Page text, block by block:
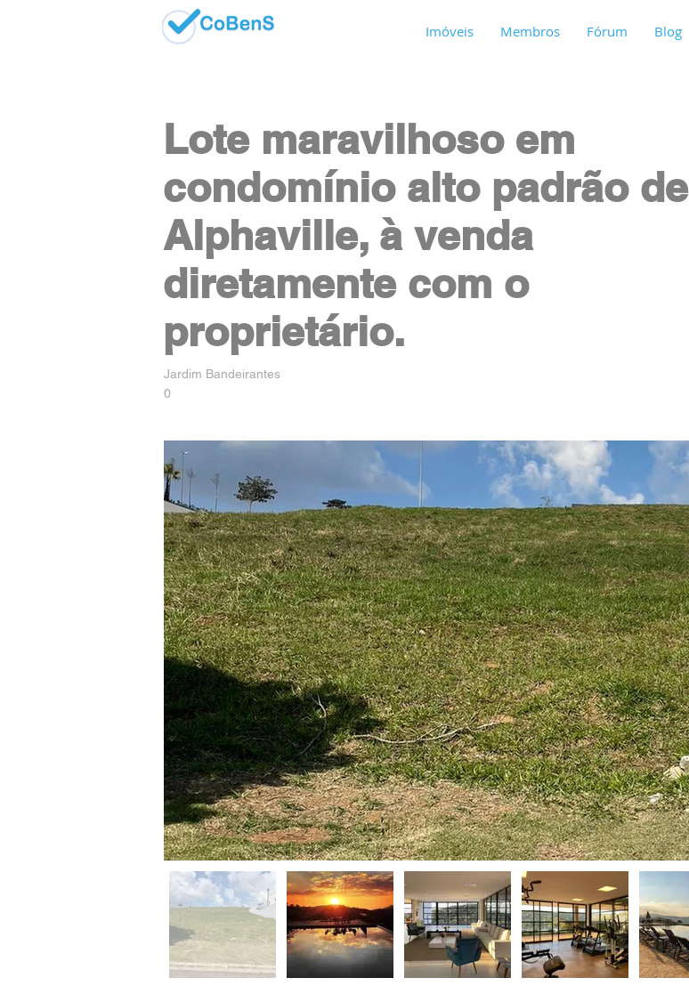
Imóveis Membros Fórum Blog
Lote maravilhoso em
condomínio alto padrão de
Alphaville, à venda
diretamente com o
proprietário.
Jardim Bandeirantes
0